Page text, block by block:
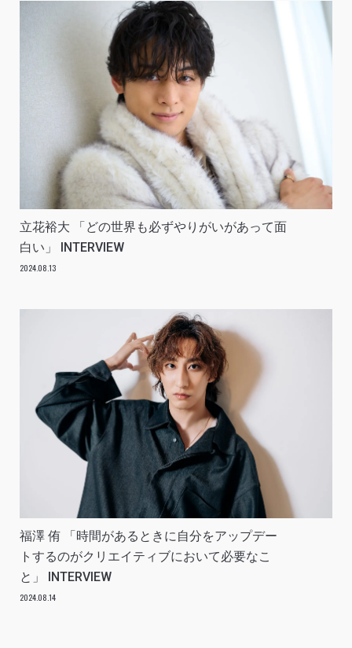
立花裕大 「どの世界も必ずやりがいがあって面
白い」 INTERVIEW
2024.08.13
福澤 侑 「時間があるときに自分をアップデー
トするのがクリエイティブにおいて必要なこ
と」 INTERVIEW
2024.08.14